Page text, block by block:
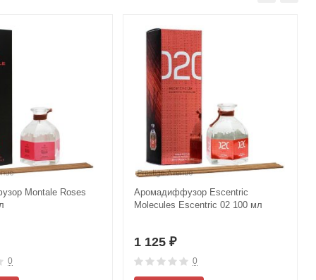
Montale Roses
0
Аромадиффузор Escentric
Molecules Escentric 02 100 мл
1 125 ₽
0